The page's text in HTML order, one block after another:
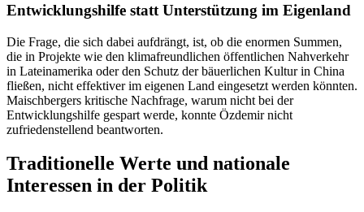
Entwicklungshilfe statt Unterstützung im Eigenland
Die Frage, die sich dabei aufdrängt, ist, ob die enormen Summen,
die in Projekte wie den klimafreundlichen öffentlichen Nahverkehr
in Lateinamerika oder den Schutz der bäuerlichen Kultur in China
fließen, nicht effektiver im eigenen Land eingesetzt werden könnten.
Maischbergers kritische Nachfrage, warum nicht bei der
Entwicklungshilfe gespart werde, konnte Özdemir nicht
zufriedenstellend beantworten.
Traditionelle Werte und nationale
Interessen in der Politik